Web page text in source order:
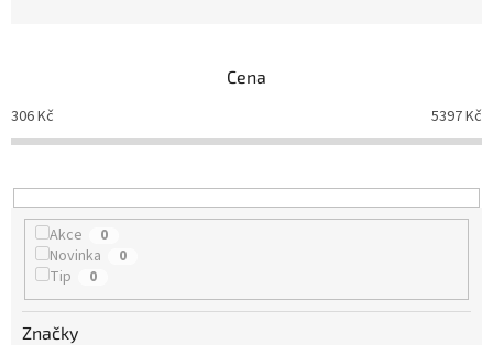
p
r
o
u
Cena
306Kč 5397Kč
Akce 0
Novinka 0
Tip 0
Značky